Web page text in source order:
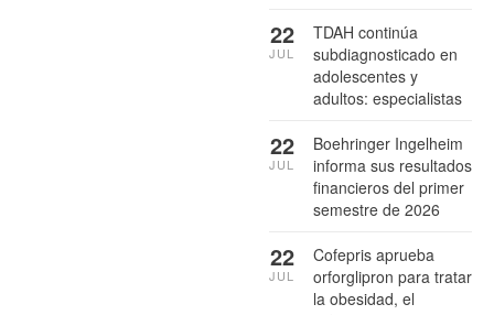
TDAH continúa
subdiagnosticado en
adolescentes y
adultos: especialistas
22
JUL
Boehringer Ingelheim
informa sus resultados
financieros del primer
semestre de 2026
22
JUL
Cofepris aprueba
orforglipron para tratar
la obesidad, el
22
JUL